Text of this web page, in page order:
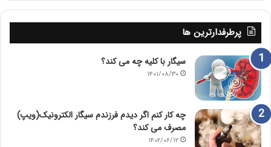
پرطرفدارترین ها
سیگار با کلیه چه می کند؟
۱۴۰۱/۰۸/۳۰
چه کار کنم اگر دیدم فرزندم سیگار الکترونیک(ویپ)
مصرف می کند؟
۱۴۰۲/۰۶/۱۲